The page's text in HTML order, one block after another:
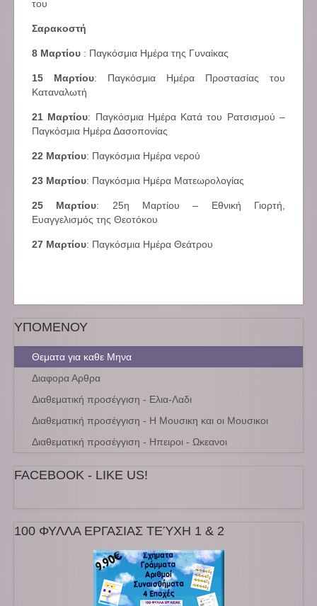
του
Σαρακοστή
8 Μαρτίου : Παγκόσμια Ημέρα της Γυναίκας
15 Μαρτίου: Παγκόσμια Ημέρα Προστασίας του
Καταναλωτή
21 Μαρτίου: Παγκόσμια Ημέρα Κατά του Ρατσισμού –
Παγκόσμια Ημέρα Δασοπονίας
22 Μαρτίου: Παγκόσμια Ημέρα νερού
23 Μαρτίου: Παγκόσμια Ημέρα Ματεωρολογίας
25 Μαρτίου: 25η Μαρτίου – Εθνική Γιορτή,
Ευαγγελισμός της Θεοτόκου
27 Μαρτίου: Παγκόσμια Ημέρα Θεάτρου
ΥΠΟΜΕΝΟΥ
Θεματα για καθε Μηνα
Διαφορα Αρθρα
Διαθεματική προσέγγιση - Ελια-Λαδι
Διαθεματική προσέγγιση - Η Μουσικη και οι Μουσικοι
Διαθεματική προσέγγιση - Ηπειροι - Ωκεανοι
FACEBOOK - LIKE US!
100 ΦΥΛΛΑ ΕΡΓΑΣΙΑΣ ΤΕΎΧΗ 1 & 2